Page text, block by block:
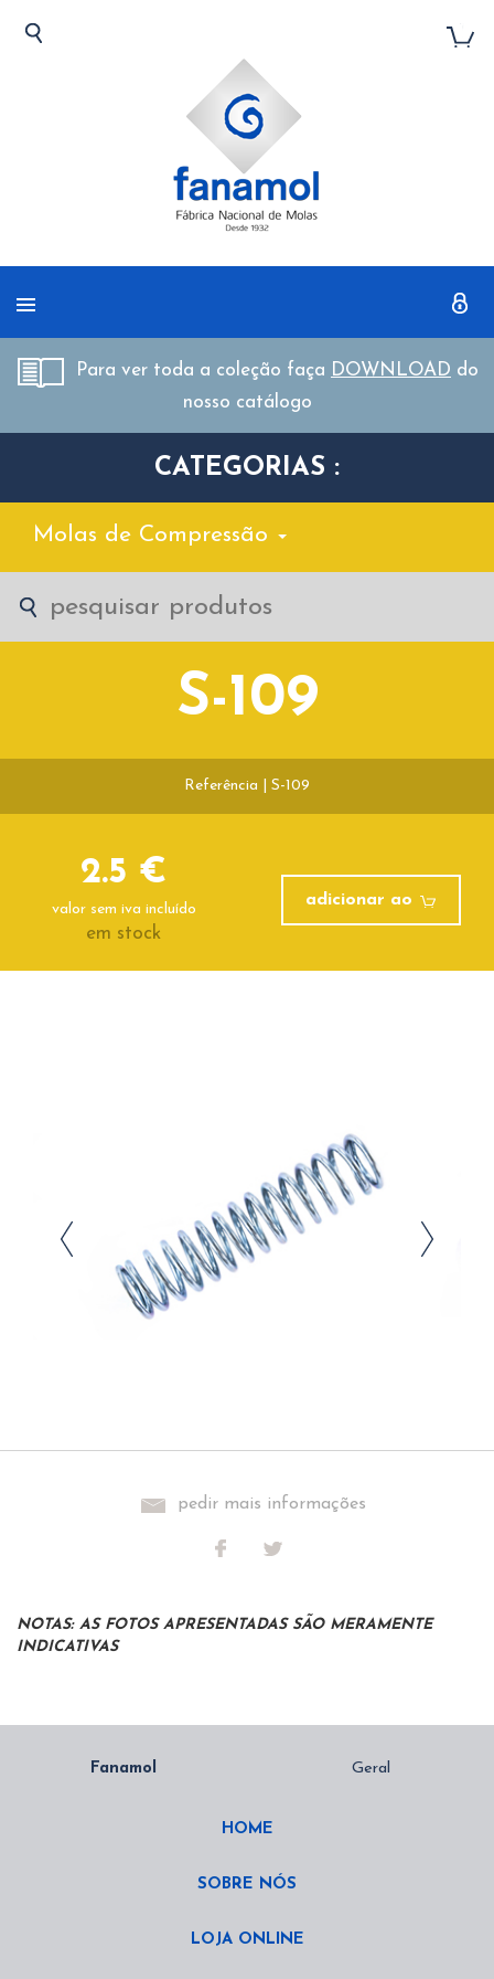
Para ver toda a coleção faça DOWNLOAD do
nosso catálogo
CATEGORIAS :
Molas de Compressão
S-109
Referência | S-109
2.5 €
valor sem iva incluído
em stock
adicionar ao
pedir mais informações
NOTAS: AS FOTOS APRESENTADAS SÃO MERAMENTE
INDICATIVAS
HOME
SOBRE NÓS
LOJA ONLINE